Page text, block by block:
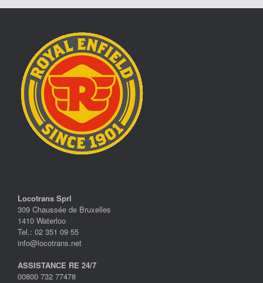
Locotrans Sprl
309 Chaussée de Bruxelles
1410 Waterloo
Tel.: 02 351 09 55
info@locotrans.net
ASSISTANCE RE 24/7
00800 732 77478